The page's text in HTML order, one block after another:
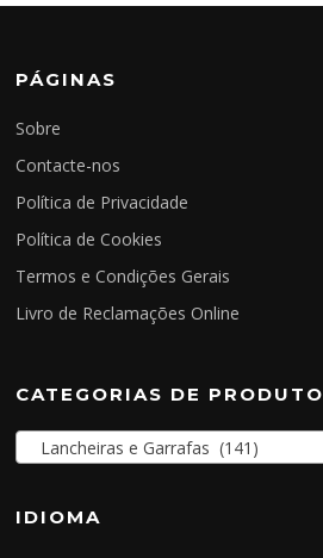
PÁGINAS
Sobre
Contacte-nos
Política de Privacidade
Política de Cookies
Termos e Condições Gerais
Livro de Reclamações Online
CATEGORIAS DE PRODUTO
Lancheiras e Garrafas (141)
IDIOMA